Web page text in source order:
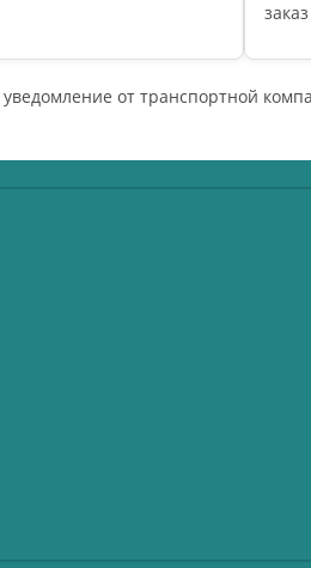
от транспортной